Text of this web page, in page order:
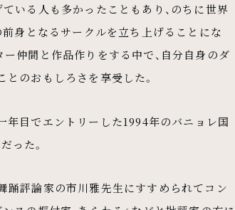
いる人も多かったこともあり、のちに世界
前身となるサークルを立ち上げることにな
仲間と作品作りをする中で、自分自身のダ
のおもしろさを享受した。
年目でエントリーした1994年のバニョレ国
った。
踊評論家の市川雅先生にすすめられてコン